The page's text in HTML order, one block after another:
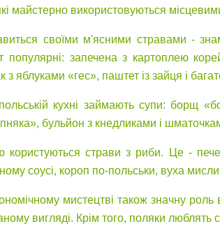
майстерно використовуються
своїми м'ясними стравами -
популярні: запечена з картоплею
з яблуками «гес», паштет із зайця і
кухні займають супи: борщ
бульйон з кнедликами і
користуються страви з риби. Це -
соусі, короп по-польськи, вуха
мистецтві також значну роль
вигляді. Крім того, поляки люблять